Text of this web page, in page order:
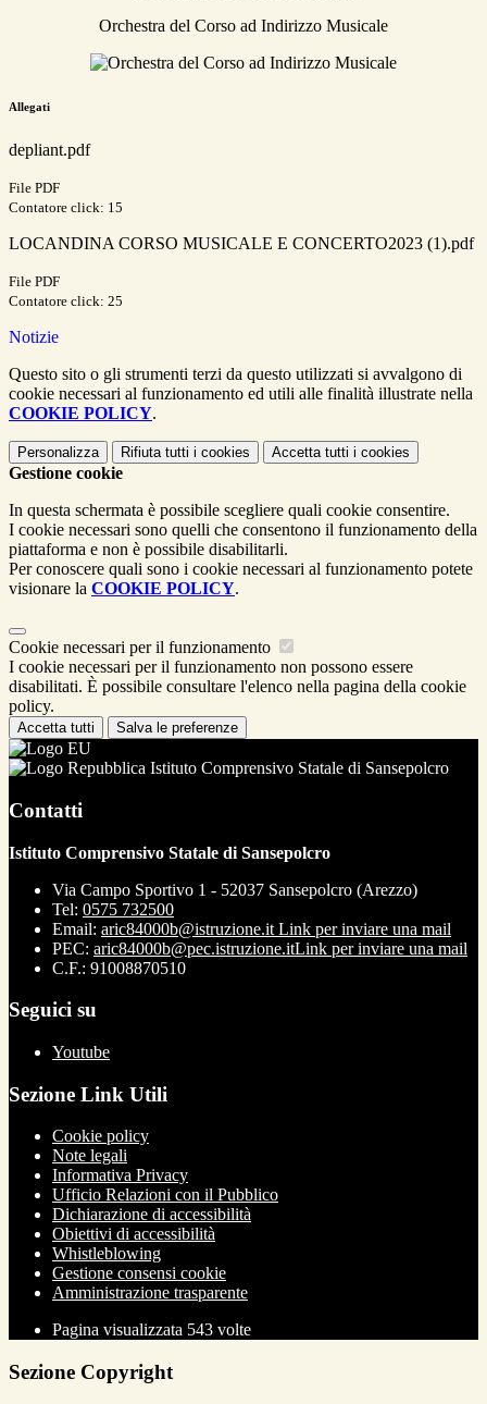
Orchestra del Corso ad Indirizzo Musicale
Allegati
depliant.pdf
File PDF
Contatore click: 15
LOCANDINA CORSO MUSICALE E CONCERTO2023 (1).pdf
File PDF
Contatore click: 25
Notizie
Questo sito o gli strumenti terzi da questo utilizzati si avvalgono di
cookie necessari al funzionamento ed utili alle finalità illustrate nella
COOKIE POLICY.
Personalizza Rifiuta tutti i cookies Accetta tutti i cookies
Gestione cookie
In questa schermata è possibile scegliere quali cookie consentire.
I cookie necessari sono quelli che consentono il funzionamento della
piattaforma e non è possibile disabilitarli.
Per conoscere quali sono i cookie necessari al funzionamento potete
visionare la COOKIE POLICY.
Cookie necessari per il funzionamento
I cookie necessari per il funzionamento non possono essere
disabilitati. È possibile consultare l'elenco nella pagina della cookie
policy.
Accetta tutti Salva le preferenze
Istituto Comprensivo Statale di Sansepolcro
Contatti
Istituto Comprensivo Statale di Sansepolcro
Via Campo Sportivo 1 - 52037 Sansepolcro (Arezzo)
Tel: 0575 732500
Email: aric84000b@istruzione.it Link per inviare una mail
PEC: aric84000b@pec.istruzione.itLink per inviare una mail
C.F.: 91008870510
Seguici su
Youtube
Sezione Link Utili
Cookie policy
Note legali
Informativa Privacy
Ufficio Relazioni con il Pubblico
Dichiarazione di accessibilità
Obiettivi di accessibilità
Whistleblowing
Gestione consensi cookie
Amministrazione trasparente
Pagina visualizzata 543 volte
Sezione Copyright